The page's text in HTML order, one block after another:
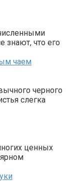
знают, что его
черного
слегка
ценных